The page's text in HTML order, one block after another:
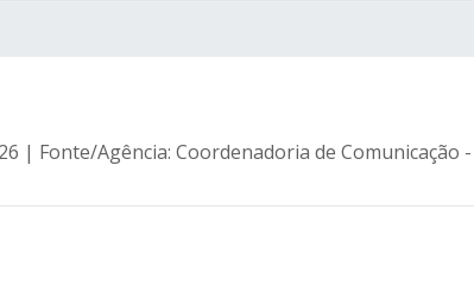
| Fonte/Agência: Coordenadoria de Comunicação